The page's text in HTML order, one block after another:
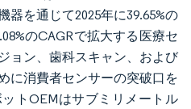
器を通じて2025年に39.65%の
のCAGRで拡大する医療セ
ョン、歯科スキャン、および
に消費者センサーの突破口を
トOEMはサブミリメートル